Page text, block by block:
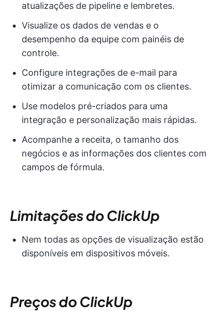
atualizações de pipeline e lembretes.
Visualize os dados de vendas e o
desempenho da equipe com painéis de
controle.
Configure integrações de e-mail para
otimizar a comunicação com os clientes.
Use modelos pré-criados para uma
integração e personalização mais rápidas.
Acompanhe a receita, o tamanho dos
negócios e as informações dos clientes com
campos de fórmula.
Limitações do ClickUp
Nem todas as opções de visualização estão
disponíveis em dispositivos móveis.
Preços do ClickUp